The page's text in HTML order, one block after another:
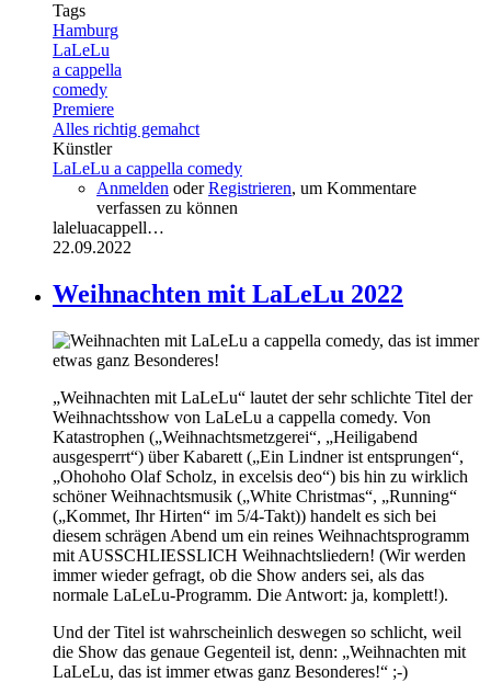
Tags
Hamburg
LaLeLu
a cappella
comedy
Premiere
Alles richtig gemahct
Künstler
LaLeLu a cappella comedy
Anmelden oderRegistrieren, um Kommentare
verfassen zu können
laleluacappell…
22.09.2022
Weihnachten mit LaLeLu 2022
„Weihnachten mit LaLeLu“ lautet der sehr schlichte Titel der
Weihnachtsshow von LaLeLu a cappella comedy. Von
Katastrophen („Weihnachtsmetzgerei“, „Heiligabend
ausgesperrt“) über Kabarett („Ein Lindner ist entsprungen“,
„Ohohoho Olaf Scholz, in excelsis deo“) bis hin zu wirklich
schöner Weihnachtsmusik („White Christmas“, „Running“
(„Kommet, Ihr Hirten“ im 5/4-Takt)) handelt es sich bei
diesem schrägen Abend um ein reines Weihnachtsprogramm
mit AUSSCHLIESSLICH Weihnachtsliedern! (Wir werden
immer wieder gefragt, ob die Show anders sei, als das
normale LaLeLu-Programm. Die Antwort: ja, komplett!).
Und der Titel ist wahrscheinlich deswegen so schlicht, weil
die Show das genaue Gegenteil ist, denn: „Weihnachten mit
LaLeLu, das ist immer etwas ganz Besonderes!“ ;-)